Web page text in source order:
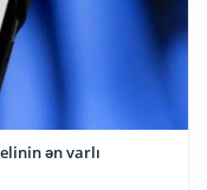
ən varlı